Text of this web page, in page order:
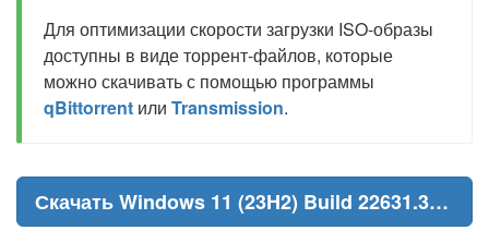
Для оптимизации скорости загрузки ISO-образы
доступны в виде торрент-файлов, которые
можно скачивать с помощью программы
qBittorrent или Transmission.
Скачать Windows 11 (23H2) Build 22631.3737